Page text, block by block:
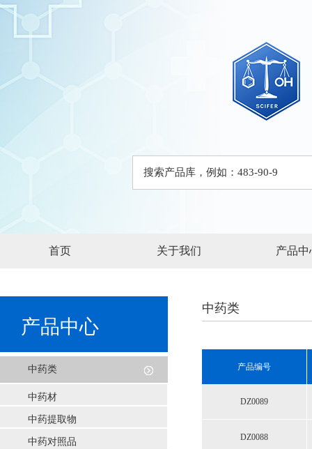
首页 关于我们 产品中
产品中心
中药类
中药材
中药提取物
中药对照品
中药类
产品编号
DZ0089
DZ0088